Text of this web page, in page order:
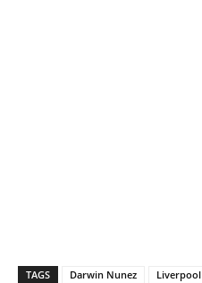
TAGS Darwin Nunez Liverpool